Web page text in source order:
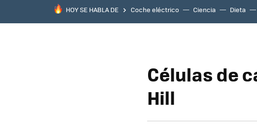
HOY SE HABLA DE Coche eléctrico Ciencia Dieta
Células de
Hill